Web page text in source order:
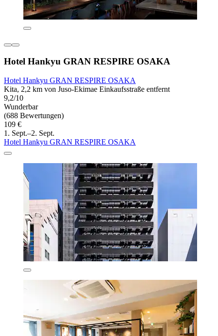
Hotel Hankyu GRAN RESPIRE OSAKA
Hotel Hankyu GRAN RESPIRE OSAKA
Kita, 2,2 km von Juso-Ekimae Einkaufsstraße entfernt
9,2/10
Wunderbar
(688 Bewertungen)
109 €
1. Sept.–2. Sept.
Hotel Hankyu GRAN RESPIRE OSAKA